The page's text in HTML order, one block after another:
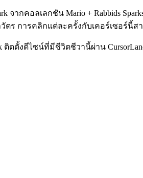
จากคอลเลกชัน Mario + Rabbids
ร การคลิกแต่ละครั้งกับเคอร์เซอร์
ติดตั้งดีไซน์ที่มีชีวิตชีวานี้ผ่าน